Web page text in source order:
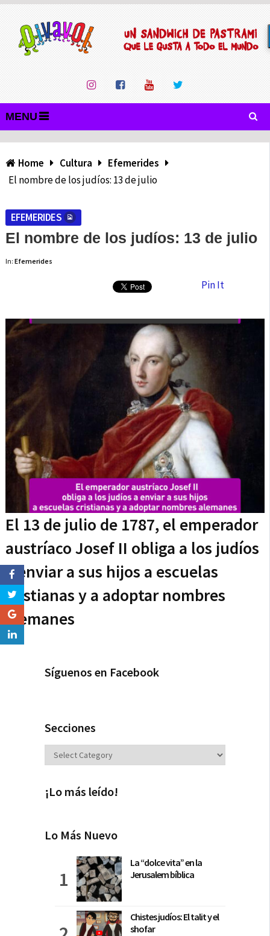
MENU
Home Cultura
Efemerides
El nombre de los judíos: 13 de julio
EFEMERIDES
El nombre de los judíos: 13 de julio
In: Efemerides
Pin It
El 13 de julio de 1787, el emperador
austríaco Josef II obliga a los judíos
a enviar a sus hijos a escuelas
cristianas y a adoptar nombres
alemanes
Síguenos en Facebook
Secciones
Secciones
¡Lo más leído!
Lo Más Nuevo
La “dolce vita” en la
Jerusalem bíblica
Chistes judíos: El talit y el
shofar